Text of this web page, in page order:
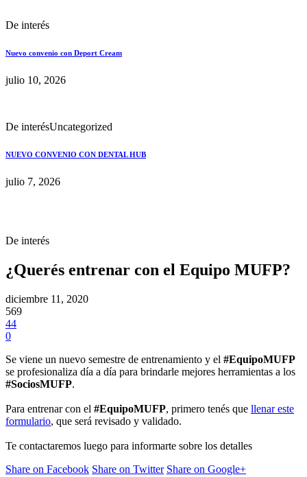
De interés
Nuevo convenio con Deport Cream
julio 10, 2026
De interésUncategorized
NUEVO CONVENIO CON DENTAL HUB
julio 7, 2026
De interés
¿Querés entrenar con el Equipo MUFP?
diciembre 11, 2020
569
44
0
Se viene un nuevo semestre de entrenamiento y el #EquipoMUFP
se profesionaliza día a día para brindarle mejores herramientas a los
#SociosMUFP.
Para entrenar con el #EquipoMUFP, primero tenés que llenar este
formulario, que será revisado y validado.
Te contactaremos luego para informarte sobre los detalles
Share on Facebook Share on Twitter Share on Google+